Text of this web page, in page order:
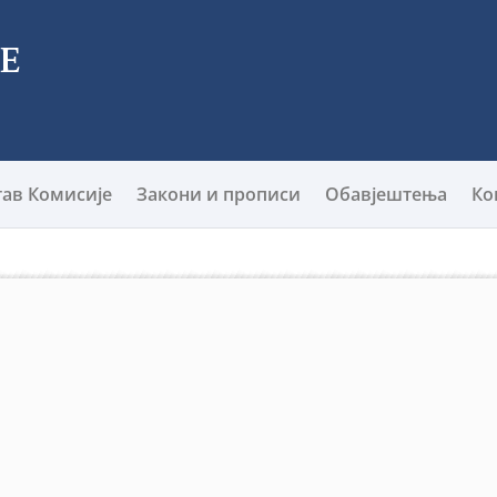
Комисије Закони и прописи Обавјештења